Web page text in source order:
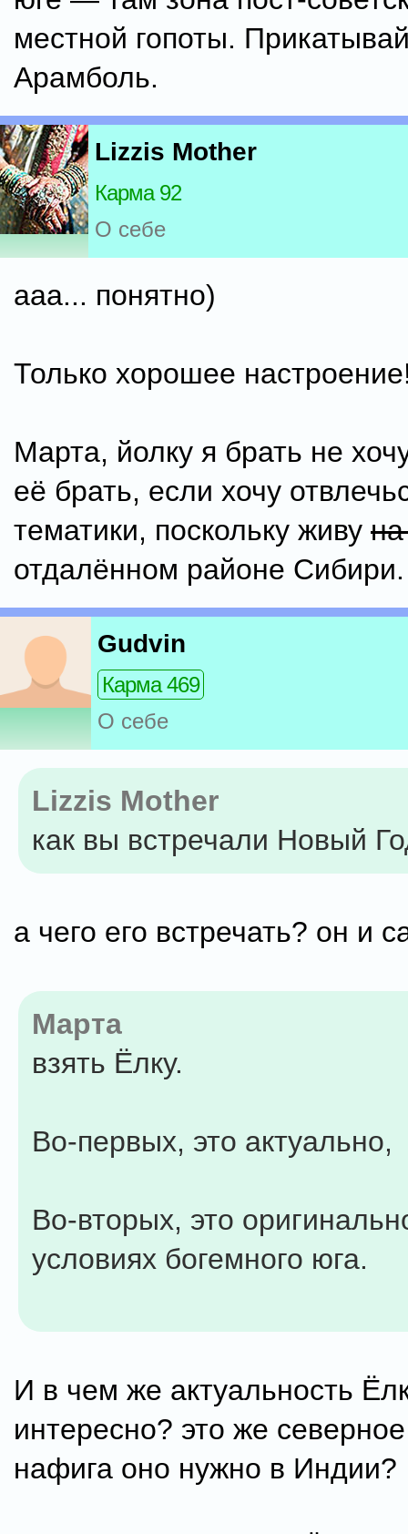
местной гопоты.
Арамболь.
Lizzis Mother
Карма 92
О себе
ааа... понятно)
Только хорошее
Марта, йолку я брать не
её брать, если хочу
тематики, поскольку живу
отдалённом районе Сибири.
Gudvin
Карма 469
О себе
Lizzis Mother
как вы встречали Новый
а чего его встречать? он и
Марта
взять Ёлку.
Во-первых, это актуально,
Во-вторых, это
условиях богемного юга.
И в чем же актуальность
интересно? это же
нафига оно нужно в Индии?